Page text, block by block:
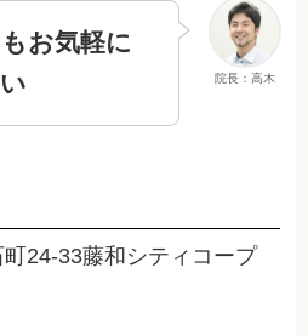
院長：高木
お気軽に
24-33藤和シティコープ